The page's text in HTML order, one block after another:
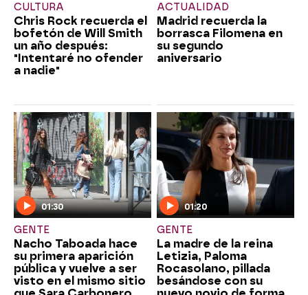
CULTURA
Chris Rock recuerda el
bofetón de Will Smith
un año después:
"Intentaré no ofender
a nadie"
ACTUALIDAD
Madrid recuerda la
borrasca Filomena en
su segundo
aniversario
01:30
GENTE
Nacho Taboada hace
su primera aparición
pública y vuelve a ser
visto en el mismo sitio
01:20
GENTE
La madre de la reina
Letizia, Paloma
Rocasolano, pillada
besándose con su